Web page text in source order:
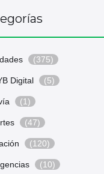
(375)
Digital (5)
(1)
(47)
(120)
(10)